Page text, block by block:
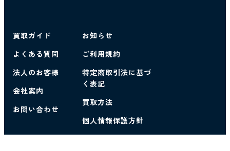
買取ガイド
よくある質問
法人のお客様
会社案内
お問い合わせ
お知らせ
ご利用規約
特定商取引法に基づ
く表記
買取方法
個人情報保護方針